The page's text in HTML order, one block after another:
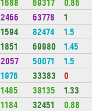
2466 63778 1
1594 82474 1.5
1851 69980 1.45
2057 50071 1.5
1976 33383 0
1485 38135 1.33
1184 32451 0.88